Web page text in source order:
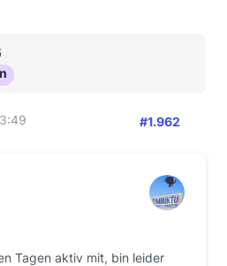
#1.962
Tagen aktiv mit, bin leider